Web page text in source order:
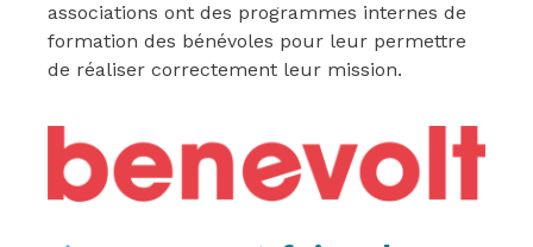
associations ont des programmes internes de
formation des bénévoles pour leur permettre
de réaliser correctement leur mission.